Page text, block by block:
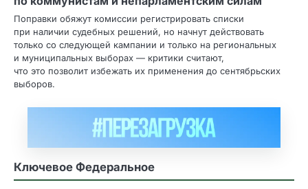
Поправки обяжут комиссии регистрировать списки
при наличии судебных решений, но начнут действовать
только со следующей кампании и только на региональных
и муниципальных выборах — критики считают,
что это позволит избежать их применения до сентябрьских
выборов.
Ключевое Федеральное